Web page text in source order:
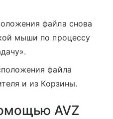
файла снова
мыши по процессу
файла
и из Корзины.
AVZ